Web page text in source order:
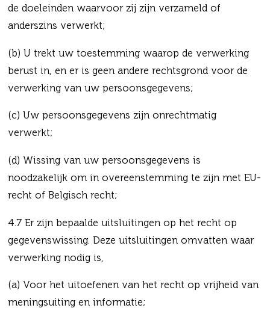
de doeleinden waarvoor zij zijn verzameld of
anderszins verwerkt;
(b) U trekt uw toestemming waarop de verwerking
berust in, en er is geen andere rechtsgrond voor de
verwerking van uw persoonsgegevens;
(c) Uw persoonsgegevens zijn onrechtmatig
verwerkt;
(d) Wissing van uw persoonsgegevens is
noodzakelijk om in overeenstemming te zijn met EU-
recht of Belgisch recht;
4.7 Er zijn bepaalde uitsluitingen op het recht op
gegevenswissing. Deze uitsluitingen omvatten waar
verwerking nodig is,
(a) Voor het uitoefenen van het recht op vrijheid van
meningsuiting en informatie;